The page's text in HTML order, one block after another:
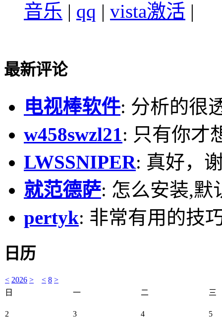
音乐 | qq | vista激活 |
最新评论
电视棒软件: 分析的很
w458swzl21 : 只有你才
LWSSNIPER: 真好，
就范德萨: 怎么安装,默
pertyk: 非常有用的技
日历
< 2026 > < 8 >
日
一 二 三
2 3 4
5